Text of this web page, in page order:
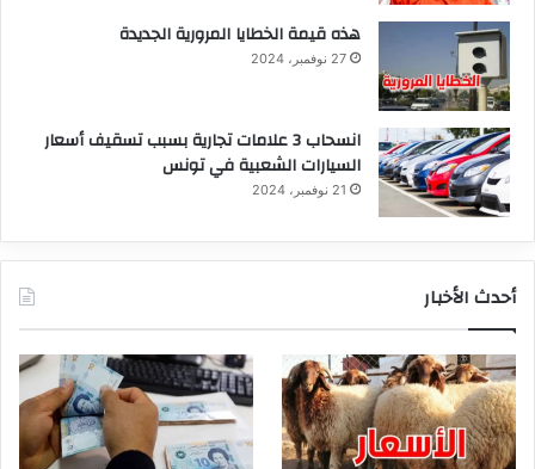
هذه قيمة الخطايا المرورية الجديدة
27 نوفمبر، 2024
انسحاب 3 علامات تجارية بسبب تسقيف أسعار
السيارات الشعبية في تونس
21 نوفمبر، 2024
أحدث الأخبار